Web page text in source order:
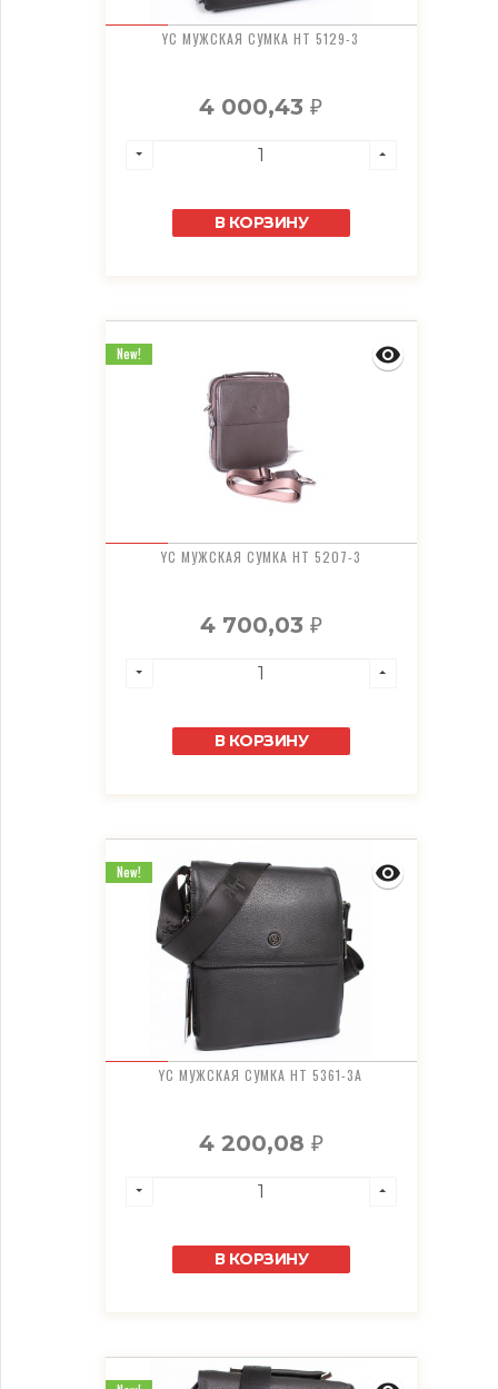
YC МУЖСКАЯ СУМКА HT 5129-3
4 000,43₽
В КОРЗИНУ
YC МУЖСКАЯ СУМКА HT 5207-3
4 700,03 ₽
В КОРЗИНУ
New!
YC МУЖСКАЯ СУМКА HT 5361-3A
4 200,08 ₽
В КОРЗИНУ
New!